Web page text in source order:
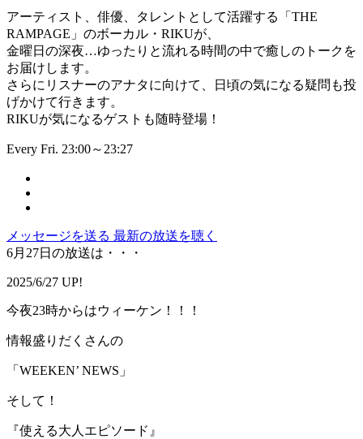
アーティスト、俳優、タレントとして活躍する「THE
RAMPAGE」のボーカル・RIKUが、
金曜日の深夜…ゆったりと流れる時間の中で癒しのトークを
お届けします。
さらにリスナーのアナタに向けて、日頃の気になる疑問も投
げかけて行きます。
RIKUが気になるゲストも随時登場！
Every Fri. 23:00～23:27
メッセージを送る 最新の放送を聴く
6月27日の放送は・・・
2025/6/27 UP!
今夜23時からはウィーケン！！！
情報盛りだくさんの
「WEEKEN’ NEWS」
そして！
『使える大人エピソード』